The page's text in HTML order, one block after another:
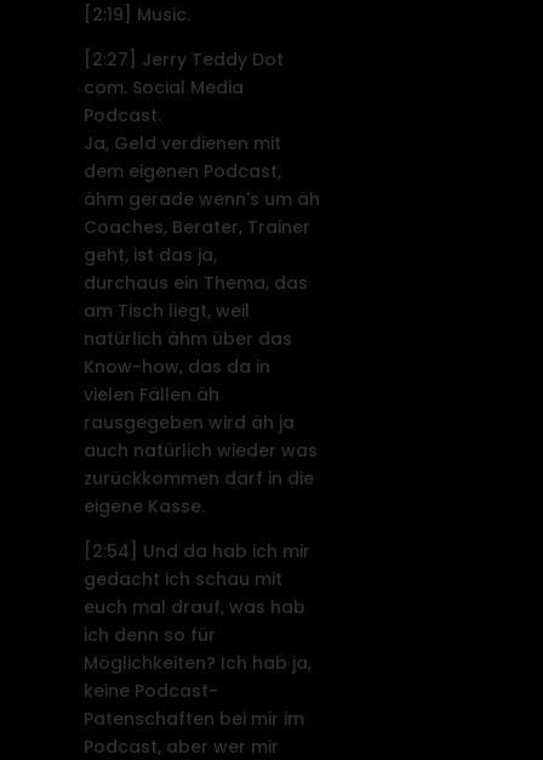
[2:19]
Music.
[2:27]
Jerry Teddy Dot
com. Social Media
Podcast.
Ja, Geld verdienen mit
dem eigenen Podcast,
ähm gerade wenn's um äh
Coaches, Berater, Trainer
geht, ist das ja,
durchaus ein Thema, das
am Tisch liegt, weil
natürlich ähm über das
Know-how, das da in
vielen Fällen äh
rausgegeben wird äh ja
auch natürlich wieder was
zurückkommen darf in die
eigene Kasse.
[2:54]
Und da hab ich mir
gedacht ich schau mit
euch mal drauf, was hab
ich denn so für
Möglichkeiten? Ich hab ja,
keine Podcast-
Patenschaften bei mir im
Podcast, aber wer mir